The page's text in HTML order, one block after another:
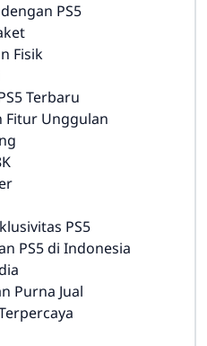
PS5
Fisik
Terbaru
Fitur Unggulan
PS5
PS5 di Indonesia
Purna Jual